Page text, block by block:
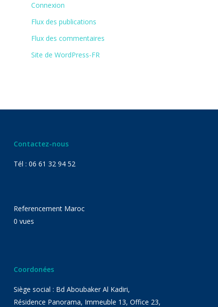
Connexion
Flux des publications
Flux des commentaires
Site de WordPress-FR
Contactez-nous
Tél : 06 61 32 94 52
Referencement Maroc
0 vues
Coordonées
Siège social : Bd Aboubaker Al Kadiri,
Résidence Panorama, Immeuble 13, Office 23,